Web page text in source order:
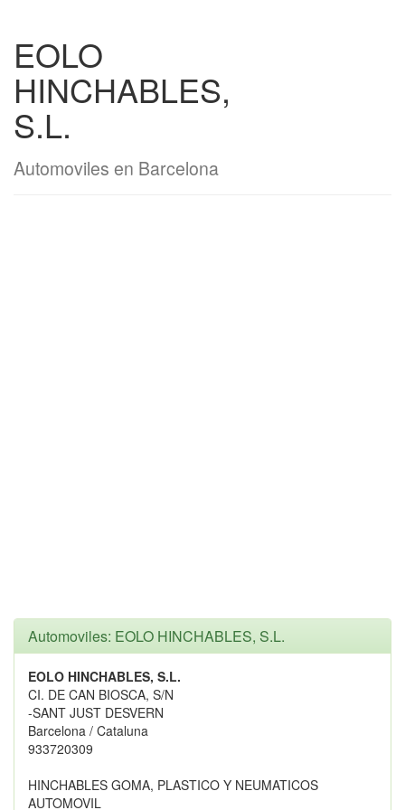
EOLO
HINCHABLES,
S.L.
Automoviles en Barcelona
Automoviles: EOLO HINCHABLES, S.L.
EOLO HINCHABLES, S.L.
CI. DE CAN BIOSCA, S/N
-SANT JUST DESVERN
Barcelona / Cataluna
933720309
HINCHABLES GOMA, PLASTICO Y NEUMATICOS
AUTOMOVIL